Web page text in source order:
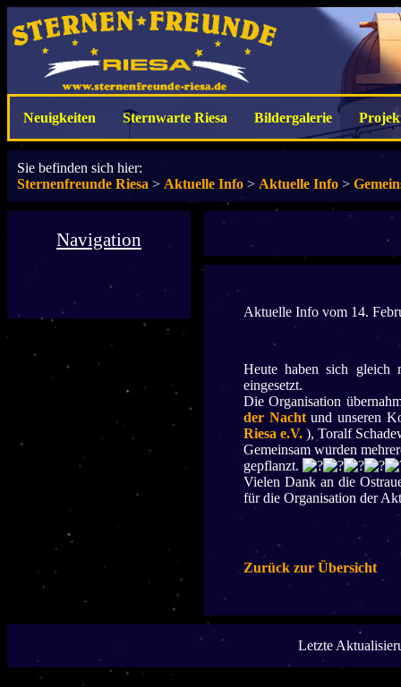
Neuigkeiten Sternwarte Riesa Bildergalerie
Sie befinden sich hier:
Sternenfreunde Riesa > Aktuelle Info > Aktuelle Info >
Navigation
Aktuelle Info vom 14.
Heute haben sich gleich
eingesetzt.
Die Organisation
der Nachtund unseren
Riesa e.V. ), Toralf
Gemeinsam wurden
gepflanzt.
Vielen Dank an die
für die Organisation der
Zurück zur Übersicht
Letzte